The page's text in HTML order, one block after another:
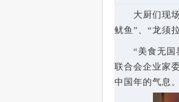
大厨们现场
鱿鱼”、“龙须
“美食无国界
联合会企业家
中国年的气息。